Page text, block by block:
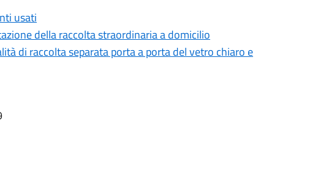
usati
della raccolta straordinaria a domicilio
di raccolta separata porta a porta del vetro chiaro e